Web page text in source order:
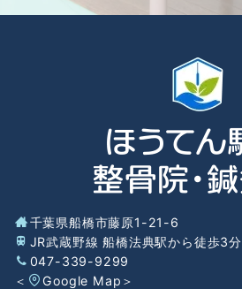
千葉県船橋市藤原1-21-6
JR武蔵野線 船橋法典駅から徒歩3分
047-339-9299
＜
Google Map ＞